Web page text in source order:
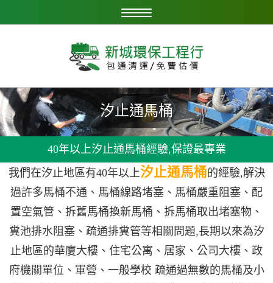
汐止通馬桶
40年以上汐止通馬桶經驗,保證最專業
我們在汐止地區有40年以上汐止通馬桶的經驗,解決
過許多馬桶不通、馬桶線路堵塞、馬桶嚴重阻塞、配
置空氣管、拆舊馬桶換新馬桶、拆馬桶取出堵塞物、
糞池排水阻塞、疏通排糞管等相關問題,長期以來為汐
止地區的華廈大樓、住宅公寓、居家、公司大樓、政
府機關單位、軍營、一般學校 疏通過無數的馬桶及小